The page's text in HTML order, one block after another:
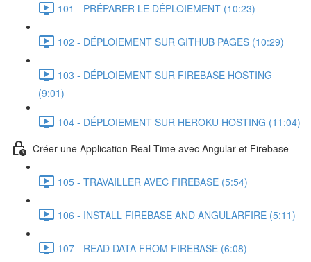
101 - PRÉPARER LE DÉPLOIEMENT (10:23)
102 - DÉPLOIEMENT SUR GITHUB PAGES (10:29)
103 - DÉPLOIEMENT SUR FIREBASE HOSTING
(9:01)
104 - DÉPLOIEMENT SUR HEROKU HOSTING (11:04)
Créer une Application Real-Time avec Angular et Firebase
105 - TRAVAILLER AVEC FIREBASE (5:54)
106 - INSTALL FIREBASE AND ANGULARFIRE (5:11)
107 - READ DATA FROM FIREBASE (6:08)